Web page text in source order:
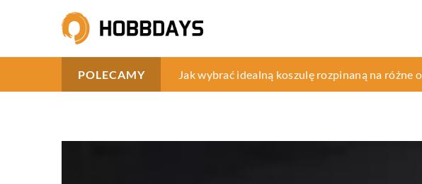
POLECAMY Jak wybrać odpowiedni zabieg medycyny
Jak wybrać idealną koszulę rozpinaną na różne
Jakie korzyści niesie ze sobą instalacja